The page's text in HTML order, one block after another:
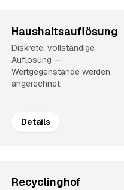
Haushaltsauflösung
Diskrete, vollständige
Auflösung —
Wertgegenstände werden
angerechnet.
Details
Recyclinghof